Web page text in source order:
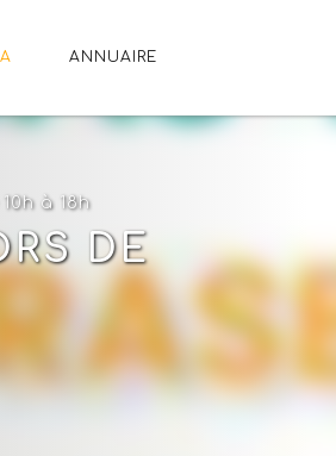
ANNUAIRE
à 18h
DE